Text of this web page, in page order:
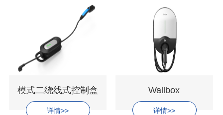
模式二绕线式控制盒
详情>>
Wallbox
详情>>